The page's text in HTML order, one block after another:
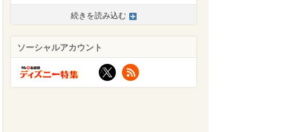
>
続きを読み込む
ソーシャルアカウント
X